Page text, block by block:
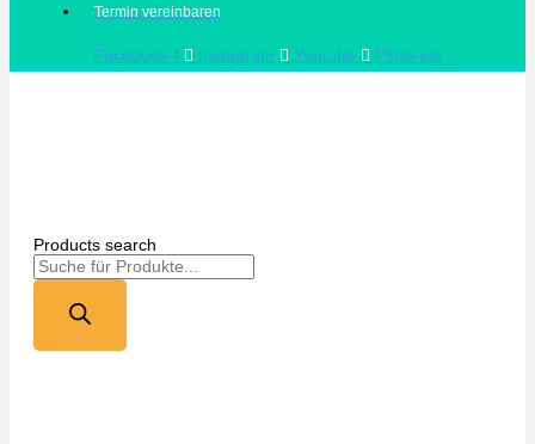
Termin vereinbaren
Facebook-f Instagram Youtube Pinterest
Products search